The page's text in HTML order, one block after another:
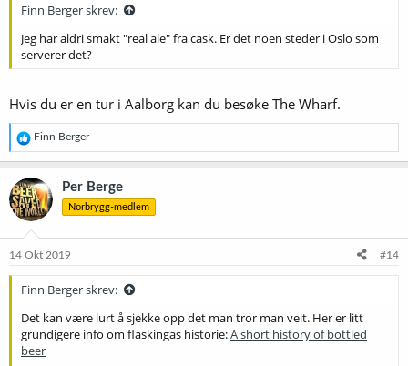
Finn Berger skrev:
Jeg har aldri smakt "real ale" fra cask. Er det noen steder i Oslo som
serverer det?
Hvis du er en tur i Aalborg kan du besøke The Wharf.
R
e
a
k
s
j
o
e
Finn Berger
Per Berge
Norbrygg-medlem
14 Okt 2019 #14
Finn Berger skrev:
Det kan være lurt å sjekke opp det man tror man veit. Her er litt
grundigere info om flaskingas historie:A short history of bottled
beer